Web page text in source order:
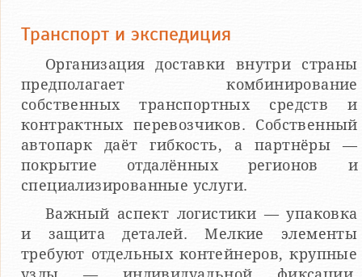
Транспорт и экспедиция
Организация доставки внутри страны
предполагает комбинирование
собственных транспортных средств и
контрактных перевозчиков. Собственный
автопарк даёт гибкость, а партнёры —
покрытие отдалённых регионов и
специализированные услуги.
Важный аспект логистики — упаковка
и защита деталей. Мелкие элементы
требуют отдельных контейнеров, крупные